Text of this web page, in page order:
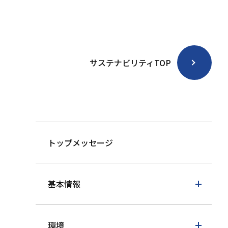
サステナビリティTOP
トップメッセージ
基本情報
環境